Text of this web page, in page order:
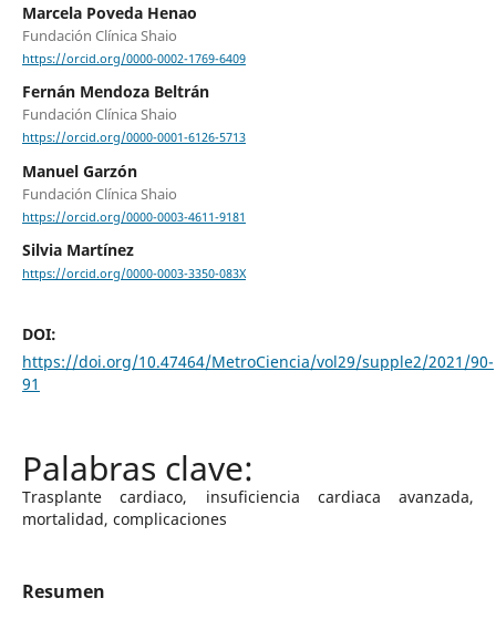
Marcela Poveda Henao
Fundación Clínica Shaio
https://orcid.org/0000-0002-1769-6409
Fernán Mendoza Beltrán
Fundación Clínica Shaio
https://orcid.org/0000-0001-6126-5713
Manuel Garzón
Fundación Clínica Shaio
https://orcid.org/0000-0003-4611-9181
Silvia Martínez
https://orcid.org/0000-0003-3350-083X
DOI:
https://doi.org/10.47464/MetroCiencia/vol29/supple2/2021/90-
91
Trasplante cardiaco, insuficiencia cardiaca avanzada,
mortalidad, complicaciones
Resumen